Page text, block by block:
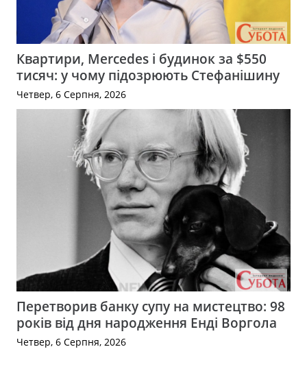
Квартири, Mercedes і будинок за $550
тисяч: у чому підозрюють Стефанішину
Четвер, 6 Серпня, 2026
Перетворив банку супу на мистецтво: 98
років від дня народження Енді Воргола
Четвер, 6 Серпня, 2026